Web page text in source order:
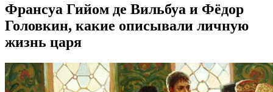
Франсуа Гийом де Вильбуа и Фёдор
Головкин, какие описывали личную
жизнь царя